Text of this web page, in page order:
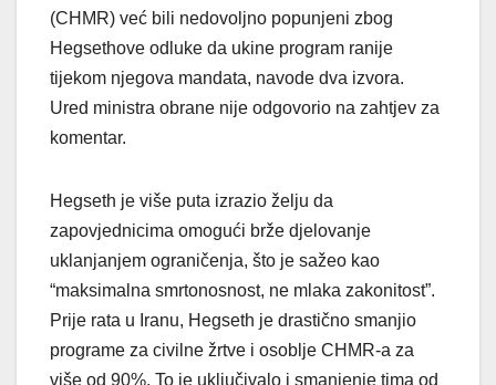
(CHMR) već bili nedovoljno popunjeni zbog
Hegsethove odluke da ukine program ranije
tijekom njegova mandata, navode dva izvora.
Ured ministra obrane nije odgovorio na zahtjev za
komentar.
Hegseth je više puta izrazio želju da
zapovjednicima omogući brže djelovanje
uklanjanjem ograničenja, što je sažeo kao
“maksimalna smrtonosnost, ne mlaka zakonitost”.
Prije rata u Iranu, Hegseth je drastično smanjio
programe za civilne žrtve i osoblje CHMR-a za
više od 90%. To je uključivalo i smanjenje tima od